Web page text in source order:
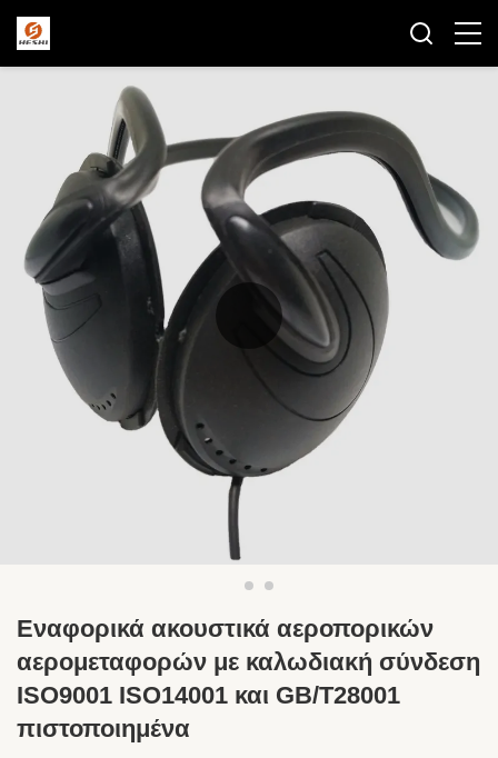
Εναφορικά ακουστικά αεροπορικών
αερομεταφορών με καλωδιακή σύνδεση
ISO9001 ISO14001 και GB/T28001
πιστοποιημένα